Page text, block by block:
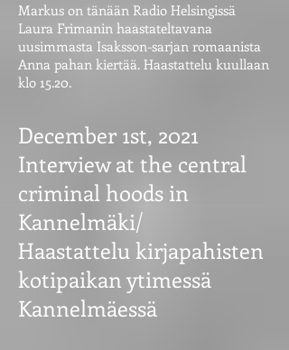
Markus on tänään Radio Helsingissä
Laura Frimanin haastateltavana
uusimmasta Isaksson-sarjan romaanista
Anna pahan kiertää. Haastattelu kuullaan
klo 15.20.
December 1st, 2021
Interview at the central
criminal hoods in
Kannelmäki/
Haastattelu kirjapahisten
kotipaikan ytimessä
Kannelmäessä